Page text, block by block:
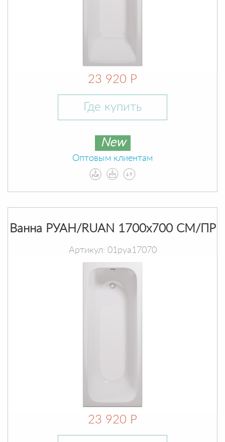
23 920 Р
Где купить
New
Оптовым клиентам
Ванна РУАН/RUAN 1700х700 СМ/ПР
Артикул: 01руа17070
23 920 Р